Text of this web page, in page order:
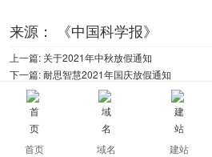
来源： 《中国科学报》
上一篇: 关于2021年中秋放假通知
下一篇:耐思智慧2021年国庆放假通知
返回所有新闻信息
首页 域名 建站